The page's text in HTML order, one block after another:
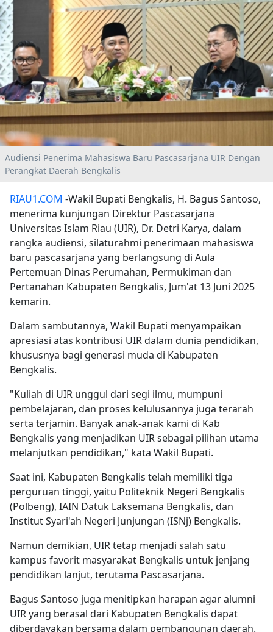
Audiensi Penerima Mahasiswa Baru Pascasarjana UIR Dengan
Perangkat Daerah Bengkalis
RIAU1.COM -Wakil Bupati Bengkalis, H. Bagus Santoso,
menerima kunjungan Direktur Pascasarjana
Universitas Islam Riau (UIR), Dr. Detri Karya, dalam
rangka audiensi, silaturahmi penerimaan mahasiswa
baru pascasarjana yang berlangsung di Aula
Pertemuan Dinas Perumahan, Permukiman dan
Pertanahan Kabupaten Bengkalis, Jum'at 13 Juni 2025
kemarin.
Dalam sambutannya, Wakil Bupati menyampaikan
apresiasi atas kontribusi UIR dalam dunia pendidikan,
khususnya bagi generasi muda di Kabupaten
Bengkalis.
"Kuliah di UIR unggul dari segi ilmu, mumpuni
pembelajaran, dan proses kelulusannya juga terarah
serta terjamin. Banyak anak-anak kami di Kab
Bengkalis yang menjadikan UIR sebagai pilihan utama
melanjutkan pendidikan," kata Wakil Bupati.
Saat ini, Kabupaten Bengkalis telah memiliki tiga
perguruan tinggi, yaitu Politeknik Negeri Bengkalis
(Polbeng), IAIN Datuk Laksemana Bengkalis, dan
Institut Syari'ah Negeri Junjungan (ISNj) Bengkalis.
Namun demikian, UIR tetap menjadi salah satu
kampus favorit masyarakat Bengkalis untuk jenjang
pendidikan lanjut, terutama Pascasarjana.
Bagus Santoso juga menitipkan harapan agar alumni
UIR yang berasal dari Kabupaten Bengkalis dapat
diberdayakan bersama dalam pembangunan daerah.